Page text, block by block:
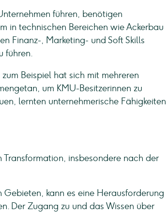
führen, benötigen
in technischen Bereichen wie Ackerbau
Finanz-, Marketing- und Soft Skills
führen.
Beispiel hat sich mit mehreren
um KMU-Besitzerinnen zu
lernten unternehmerische Fähigkeiten
insbesondere nach der
kann es eine Herausforderung
Der Zugang zu und das Wissen über